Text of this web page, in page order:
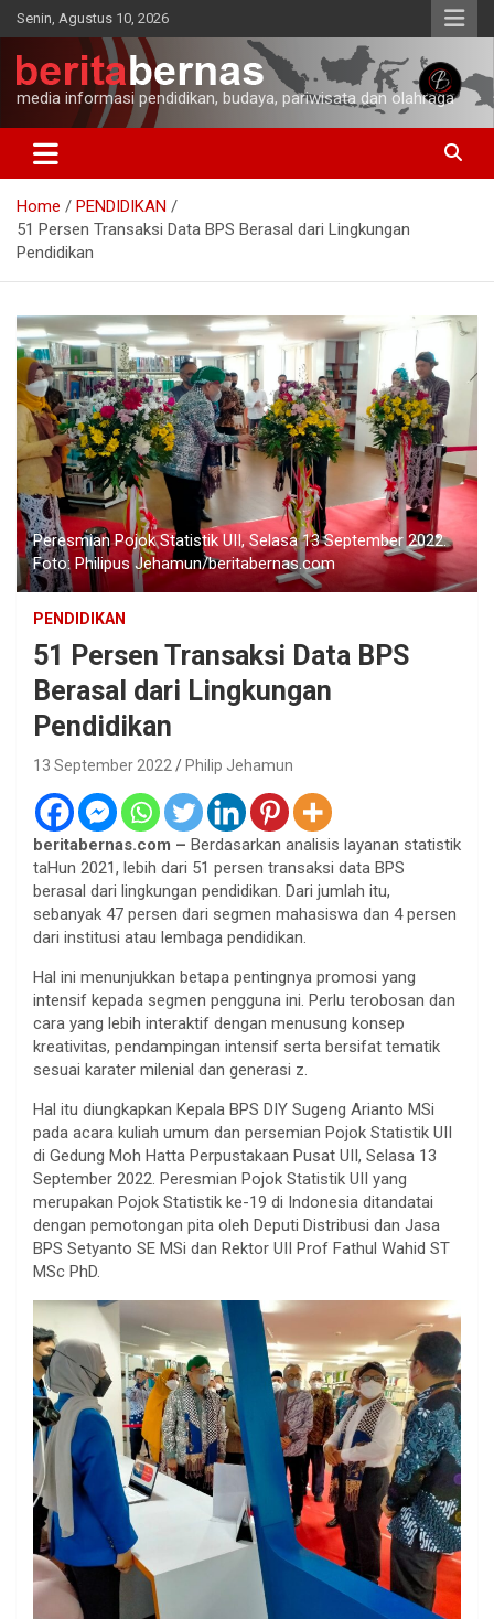
Skip
to
content
Senin, Agustus 10, 2026
media informasi pendidikan, budaya, pariwisata dan olahraga
Home
PENDIDIKAN
51 Persen Transaksi Data BPS Berasal dari Lingkungan
Pendidikan
Peresmian Pojok Statistik UII, Selasa 13 September 2022.
Foto: Philipus Jehamun/beritabernas.com
PENDIDIKAN
51 Persen Transaksi Data BPS
Berasal dari Lingkungan
Pendidikan
13 September 2022 Philip Jehamun
beritabernas.com – Berdasarkan analisis layanan statistik
taHun 2021, lebih dari 51 persen transaksi data BPS
berasal dari lingkungan pendidikan. Dari jumlah itu,
sebanyak 47 persen dari segmen mahasiswa dan 4 persen
dari institusi atau lembaga pendidikan.
Hal ini menunjukkan betapa pentingnya promosi yang
intensif kepada segmen pengguna ini. Perlu terobosan dan
cara yang lebih interaktif dengan menusung konsep
kreativitas, pendampingan intensif serta bersifat tematik
sesuai karater milenial dan generasi z.
Hal itu diungkapkan Kepala BPS DIY Sugeng Arianto MSi
pada acara kuliah umum dan persemian Pojok Statistik UII
di Gedung Moh Hatta Perpustakaan Pusat UII, Selasa 13
September 2022. Peresmian Pojok Statistik UII yang
merupakan Pojok Statistik ke-19 di Indonesia ditandatai
dengan pemotongan pita oleh Deputi Distribusi dan Jasa
BPS Setyanto SE MSi dan Rektor UII Prof Fathul Wahid ST
MSc PhD.